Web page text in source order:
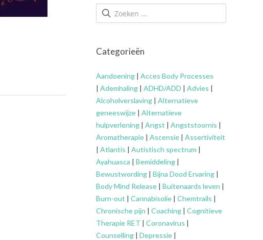
Categorieën
Aandoening | Acces Body Processes
| Ademhaling | ADHD/ADD | Advies |
Alcoholverslaving | Alternatieve
geneeswijze | Alternatieve
hulpverlening | Angst | Angststoornis |
Aromatherapie | Ascensie | Assertiviteit
| Atlantis | Autistisch spectrum |
Ayahuasca | Bemiddeling |
Bewustwording | Bijna Dood Ervaring |
Body Mind Release | Buitenaards leven |
Burn-out | Cannabisolie | Chemtrails |
Chronische pijn | Coaching | Cognitieve
Therapie RET | Coronavirus |
Counselling | Depressie |